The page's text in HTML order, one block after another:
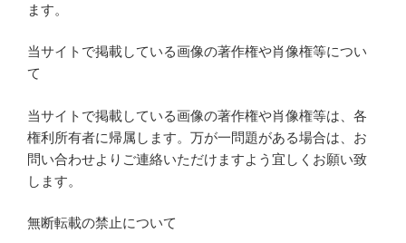
ます。
当サイトで掲載している画像の著作権や肖像権等につい
て
当サイトで掲載している画像の著作権や肖像権等は、各
権利所有者に帰属します。万が一問題がある場合は、お
問い合わせよりご連絡いただけますよう宜しくお願い致
します。
無断転載の禁止について